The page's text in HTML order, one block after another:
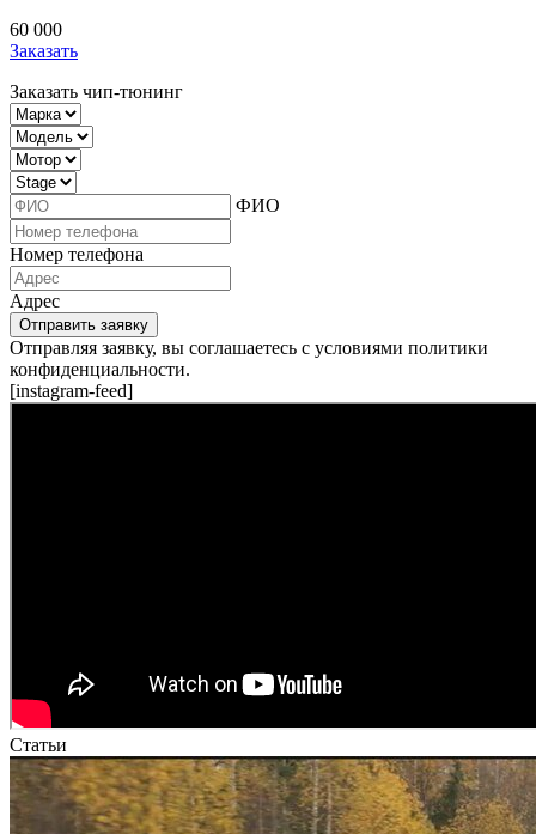
60 000
Заказать
Заказать чип-тюнинг
ФИО
Номер телефона
Адрес
Отправить заявку
Отправляя заявку, вы соглашаетесь с условиями политики
конфиденциальности.
[instagram-feed]
Статьи